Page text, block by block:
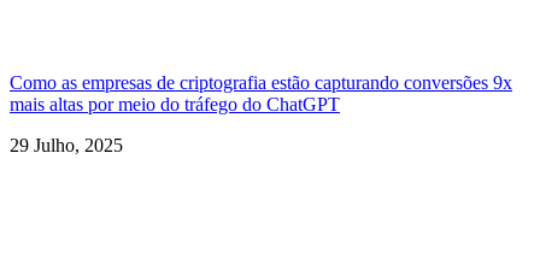
Como as empresas de criptografia estão capturando conversões 9x
mais altas por meio do tráfego do ChatGPT
29 Julho, 2025